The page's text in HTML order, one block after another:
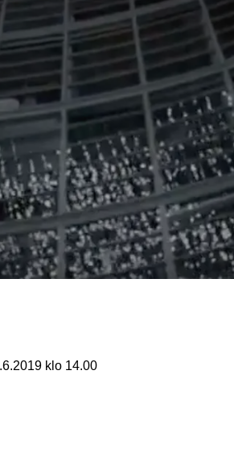
klo 14.00